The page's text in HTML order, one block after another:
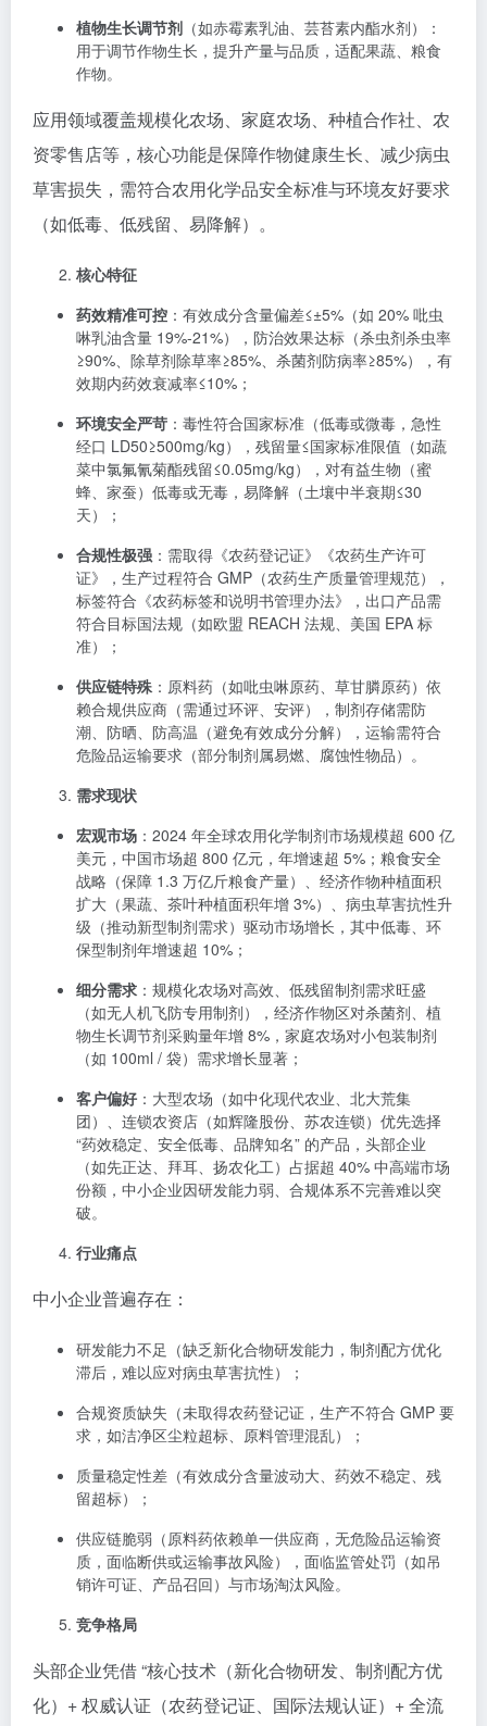
植物生长调节剂 （如赤霉素乳油、芸苔素内酯水剂）：
用于调节作物生长，提升产量与品质，适配果蔬、粮食
作物。
应用领域覆盖规模化农场、家庭农场、种植合作社、农
资零售店等，核心功能是保障作物健康生长、减少病虫
草害损失，需符合农用化学品安全标准与环境友好要求
（如低毒、低残留、易降解）。
核心特征
药效精准可控 ：有效成分含量偏差≤±5%（如 20% 吡虫
啉乳油含量 19%-21%），防治效果达标（杀虫剂杀虫率
≥90%、除草剂除草率≥85%、杀菌剂防病率≥85%），有
效期内药效衰减率≤10%；
环境安全严苛 ：毒性符合国家标准（低毒或微毒，急性
经口 LD50≥500mg/kg），残留量≤国家标准限值（如蔬
菜中氯氟氰菊酯残留≤0.05mg/kg），对有益生物（蜜
蜂、家蚕）低毒或无毒，易降解（土壤中半衰期≤30
天）；
合规性极强 ：需取得《农药登记证》《农药生产许可
证》，生产过程符合 GMP（农药生产质量管理规范），
标签符合《农药标签和说明书管理办法》，出口产品需
符合目标国法规（如欧盟 REACH 法规、美国 EPA 标
准）；
供应链特殊 ：原料药（如吡虫啉原药、草甘膦原药）依
赖合规供应商（需通过环评、安评），制剂存储需防
潮、防晒、防高温（避免有效成分分解），运输需符合
危险品运输要求（部分制剂属易燃、腐蚀性物品）。
需求现状
宏观市场 ：2024 年全球农用化学制剂市场规模超 600 亿
美元，中国市场超 800 亿元，年增速超 5%；粮食安全
战略（保障 1.3 万亿斤粮食产量）、经济作物种植面积
扩大（果蔬、茶叶种植面积年增 3%）、病虫草害抗性升
级（推动新型制剂需求）驱动市场增长，其中低毒、环
保型制剂年增速超 10%；
细分需求 ：规模化农场对高效、低残留制剂需求旺盛
（如无人机飞防专用制剂），经济作物区对杀菌剂、植
物生长调节剂采购量年增 8%，家庭农场对小包装制剂
（如 100ml / 袋）需求增长显著；
客户偏好 ：大型农场（如中化现代农业、北大荒集
团）、连锁农资店（如辉隆股份、苏农连锁）优先选择
“药效稳定、安全低毒、品牌知名” 的产品，头部企业
（如先正达、拜耳、扬农化工）占据超 40% 中高端市场
份额，中小企业因研发能力弱、合规体系不完善难以突
破。
行业痛点
中小企业普遍存在：
研发能力不足（缺乏新化合物研发能力，制剂配方优化
滞后，难以应对病虫草害抗性）；
合规资质缺失（未取得农药登记证，生产不符合 GMP 要
求，如洁净区尘粒超标、原料管理混乱）；
质量稳定性差（有效成分含量波动大、药效不稳定、残
留超标）；
供应链脆弱（原料药依赖单一供应商，无危险品运输资
质，面临断供或运输事故风险），面临监管处罚（如吊
销许可证、产品召回）与市场淘汰风险。
竞争格局
头部企业凭借 “核心技术（新化合物研发、制剂配方优
化）+ 权威认证（农药登记证、国际法规认证）+ 全流